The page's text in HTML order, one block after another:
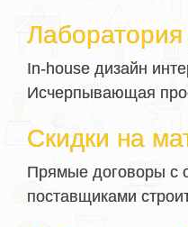
In-house дизайн
Исчерпывающая
Скидки на
Прямые договоры с
поставщиками